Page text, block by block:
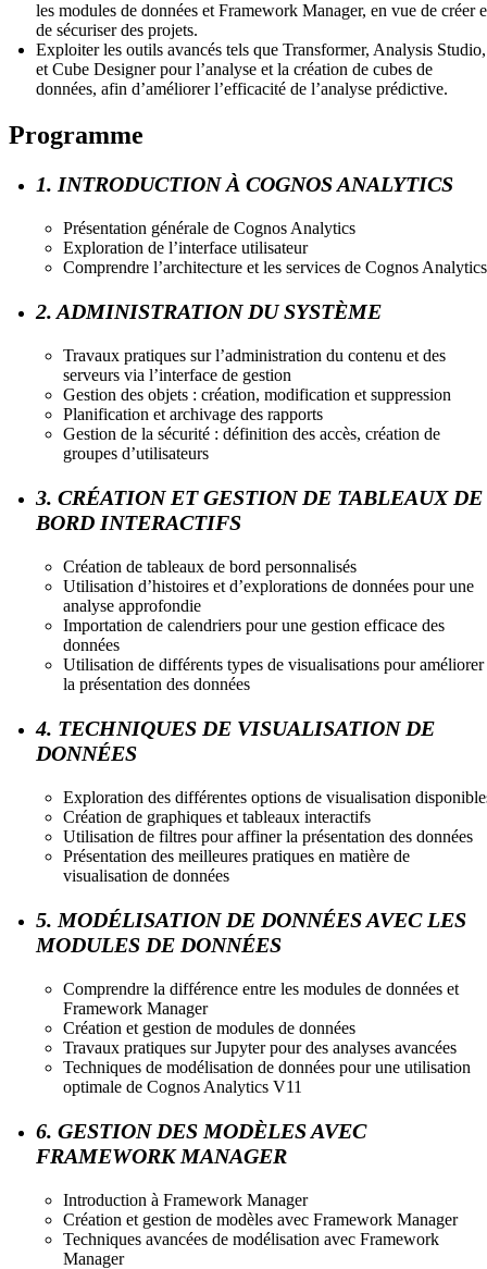
les modules de données et Framework Manager, en vue de créer
de sécuriser des projets.
Exploiter les outils avancés tels que Transformer, Analysis Studio,
et Cube Designer pour l’analyse et la création de cubes de
données, afin d’améliorer l’efficacité de l’analyse prédictive.
Programme
1. INTRODUCTION À COGNOS ANALYTICS
Présentation générale de Cognos Analytics
Exploration de l’interface utilisateur
Comprendre l’architecture et les services de Cognos Analytics
2. ADMINISTRATION DU SYSTÈME
Travaux pratiques sur l’administration du contenu et des
serveurs via l’interface de gestion
Gestion des objets : création, modification et suppression
Planification et archivage des rapports
Gestion de la sécurité : définition des accès, création de
groupes d’utilisateurs
3. CRÉATION ET GESTION DE TABLEAUX DE
BORD INTERACTIFS
Création de tableaux de bord personnalisés
Utilisation d’histoires et d’explorations de données pour une
analyse approfondie
Importation de calendriers pour une gestion efficace des
données
Utilisation de différents types de visualisations pour améliorer
la présentation des données
4. TECHNIQUES DE VISUALISATION DE
DONNÉES
Exploration des différentes options de visualisation
Création de graphiques et tableaux interactifs
Utilisation de filtres pour affiner la présentation des données
Présentation des meilleures pratiques en matière de
visualisation de données
5. MODÉLISATION DE DONNÉES AVEC LES
MODULES DE DONNÉES
Comprendre la différence entre les modules de données et
Framework Manager
Création et gestion de modules de données
Travaux pratiques sur Jupyter pour des analyses avancées
Techniques de modélisation de données pour une utilisation
optimale de Cognos Analytics V11
6. GESTION DES MODÈLES AVEC
FRAMEWORK MANAGER
Introduction à Framework Manager
Création et gestion de modèles avec Framework Manager
Techniques avancées de modélisation avec Framework
Manager